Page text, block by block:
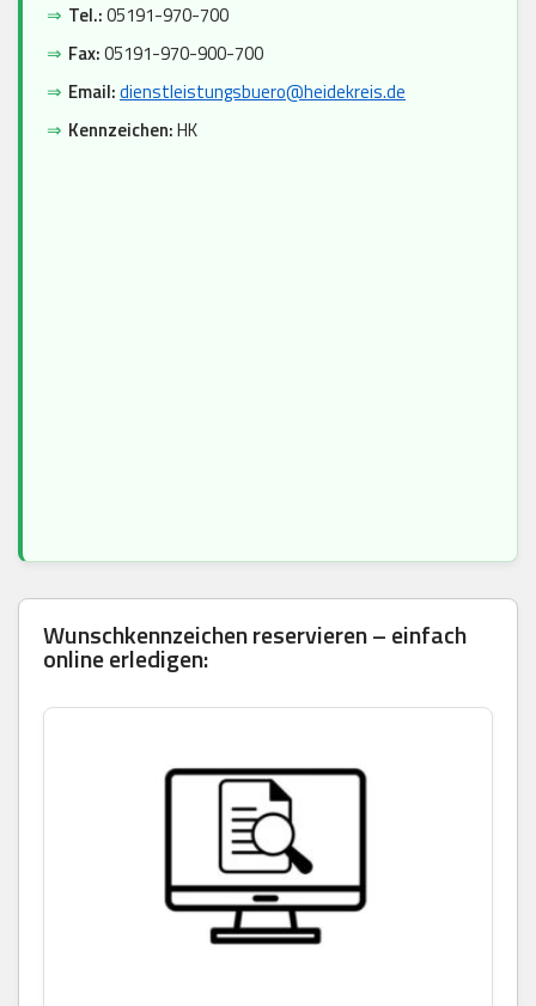
⇒ Tel.:05191-970-700
⇒ Fax:05191-970-900-700
⇒ Email:dienstleistungsbuero@heidekreis.de
⇒ Kennzeichen:HK
Wunschkennzeichen reservieren – einfach
online erledigen: